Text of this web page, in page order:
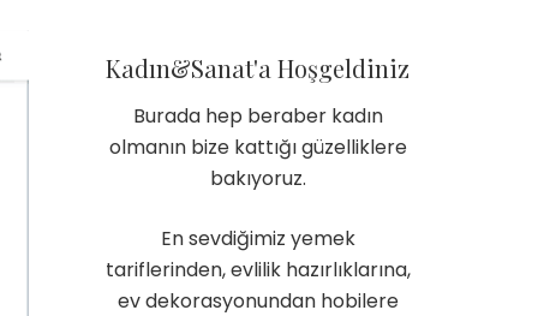
Kadın&Sanat'a Hoşgeldiniz
Burada hep beraber kadın
olmanın bize kattığı güzelliklere
bakıyoruz.
En sevdiğimiz yemek
tariflerinden, evlilik hazırlıklarına,
ev dekorasyonundan hobilere